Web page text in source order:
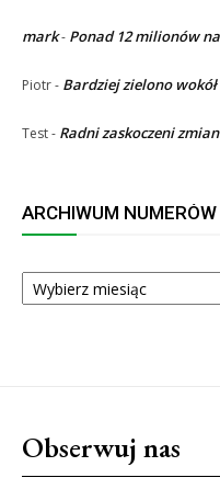
mark- Ponad 12 milionów
Piotr- Bardziej zielono
Test- Radni zaskoczeni
ARCHIWUM NUMERÓW
ARCHIWUM
NUMERÓW
Obserwuj nas